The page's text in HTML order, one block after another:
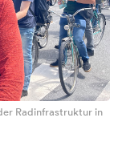
Radinfrastruktur in